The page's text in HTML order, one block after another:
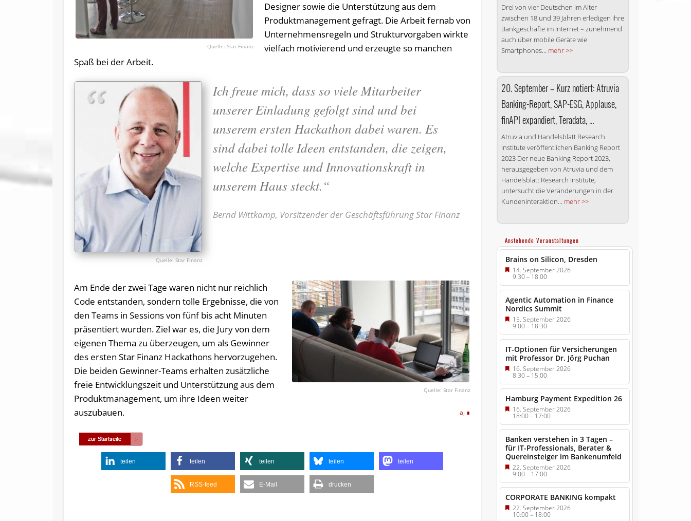
Star Finanz
Designer sowie die Unterstützung aus dem
Produktmanagement gefragt. Die Arbeit fernab von
Unternehmensregeln und Strukturvorgaben wirkte
vielfach motivierend und erzeugte so manchen
Spaß bei der Arbeit.
Star Finanz
Ich freue mich, dass so viele Mitarbeiter
unserer Einladung gefolgt sind und bei
unserem ersten Hackathon dabei waren. Es
sind dabei tolle Ideen entstanden, die zeigen,
welche Expertise und Innovationskraft in
unserem Haus steckt.“
Bernd Wittkamp, Vorsitzender der Geschäftsführung Star Finanz
Star Finanz
Am Ende der zwei Tage waren nicht nur reichlich
Code entstanden, sondern tolle Ergebnisse, die von
den Teams in Sessions von fünf bis acht Minuten
präsentiert wurden. Ziel war es, die Jury von dem
eigenen Thema zu überzeugen, um als Gewinner
des ersten Star Finanz Hackathons hervorzugehen.
Die beiden Gewinner-Teams erhalten zusätzliche
freie Entwicklungszeit und Unterstützung aus dem
Produktmanagement, um ihre Ideen weiter
auszubauen.
aj
teilen teilen teilen teilen teilen
RSS-feed E-Mail drucken
Drei von vier Deutschen im Alter
zwischen 18 und 39 Jahren erledigen ihre
Bankgeschäfte im Internet – zunehmend
auch über mobile Geräte wie
Smartphones... mehr >>
20. September – Kurz notiert: Atruvia
Banking-Report, SAP-ESG, Applause,
finAPI expandiert, Teradata, …
Atruvia und Handelsblatt Research
Institute veröffentlichen Banking Report
2023 Der neue Banking Report 2023,
herausgegeben von Atruvia und dem
Handelsblatt Research Institute,
untersucht die Veränderungen in der
Kundeninteraktion... mehr >>
Anstehende Veranstaltungen
Brains on Silicon, Dresden
14. September 2026
9:30–18:00
Agentic Automation in Finance
Nordics Summit
15. September 2026
9:00–18:30
IT-Optionen für Versicherungen
mit Professor Dr. Jörg Puchan
16. September 2026
8:30–15:00
Hamburg Payment Expedition 26
16. September 2026
18:00– 17:00
Banken verstehen in 3 Tagen –
für IT-Professionals, Berater &
Quereinsteiger im Bankenumfeld
22. September 2026
9:00–17:00
CORPORATE BANKING kompakt
22. September 2026
10:00– 18:00